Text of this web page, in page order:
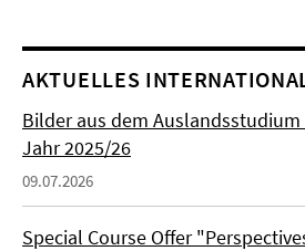
AKTUELLES
Bilder aus dem
Jahr 2025/26
09.07.2026
Special Course Offer